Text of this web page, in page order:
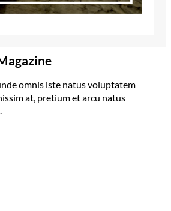
omnis iste natus voluptatem
at, pretium et arcu natus